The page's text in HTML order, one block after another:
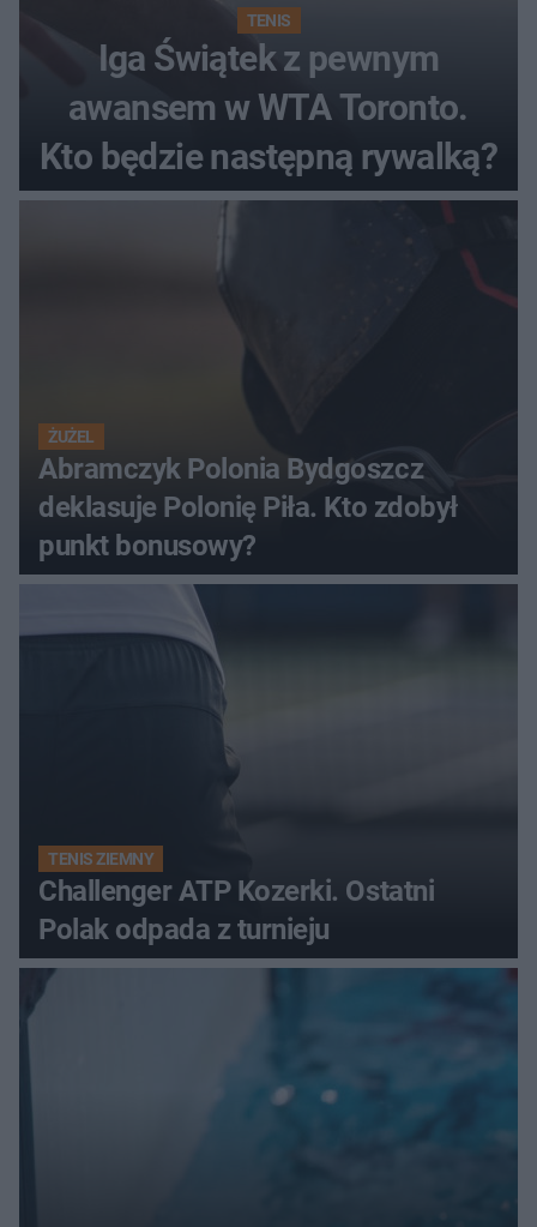
TENIS
Iga Świątek z pewnym
awansem w WTA Toronto.
Kto będzie następną rywalką?
ŻUŻEL
Abramczyk Polonia Bydgoszcz
deklasuje Polonię Piła. Kto zdobył
punkt bonusowy?
TENIS ZIEMNY
Challenger ATP Kozerki. Ostatni
Polak odpada z turnieju